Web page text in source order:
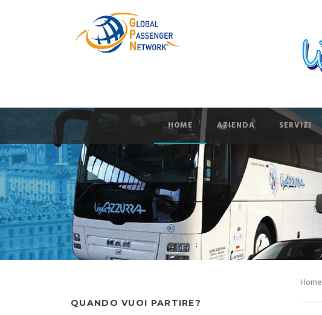
HOME AZIENDA SERVIZI
QUANDO VUOI PARTIRE?
Home